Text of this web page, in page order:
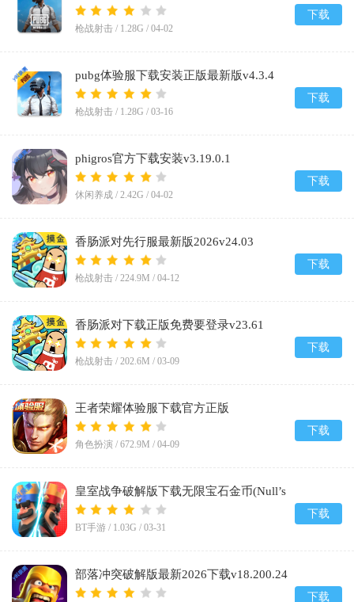
MOBILE)v4.3.0
枪战射击 / 1.28G / 04-02
下载
pubg体验服下载安装正版最新版v4.3.4
枪战射击 / 1.28G / 03-16
下载
phigros官方下载安装v3.19.0.1
休闲养成 / 2.42G / 04-02
下载
香肠派对先行服最新版2026v24.03
枪战射击 / 224.9M / 04-12
下载
香肠派对下载正版免费要登录v23.61
枪战射击 / 202.6M / 03-09
下载
王者荣耀体验服下载官方正版
2026v11.31.1.17
角色扮演 / 672.9M / 04-09
下载
皇室战争破解版下载无限宝石金币(Null’s
Royale)v14.593.1
BT手游 / 1.03G / 03-31
下载
部落冲突破解版最新2026下载v18.200.24
下载